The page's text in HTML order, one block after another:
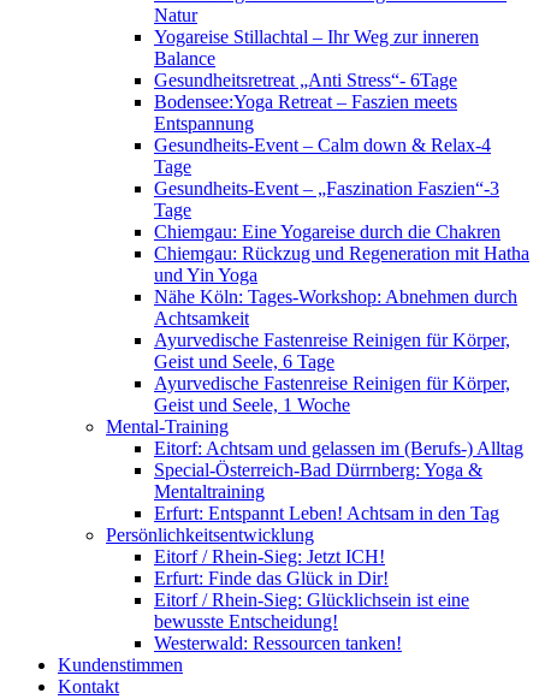
Natur
Yogareise Stillachtal – Ihr Weg zur inneren
Balance
Gesundheitsretreat „Anti Stress“- 6Tage
Bodensee:Yoga Retreat – Faszien meets
Entspannung
Gesundheits-Event – Calm down & Relax-4
Tage
Gesundheits-Event – „Faszination Faszien“-3
Tage
Chiemgau: Eine Yogareise durch die Chakren
Chiemgau: Rückzug und Regeneration mit Hatha
und Yin Yoga
Nähe Köln: Tages-Workshop: Abnehmen durch
Achtsamkeit
Ayurvedische Fastenreise Reinigen für Körper,
Geist und Seele, 6 Tage
Ayurvedische Fastenreise Reinigen für Körper,
Geist und Seele, 1 Woche
Mental-Training
Eitorf: Achtsam und gelassen im (Berufs-) Alltag
Special-Österreich-Bad Dürrnberg: Yoga &
Mentaltraining
Erfurt: Entspannt Leben! Achtsam in den Tag
Persönlichkeitsentwicklung
Eitorf / Rhein-Sieg: Jetzt ICH!
Erfurt: Finde das Glück in Dir!
Eitorf / Rhein-Sieg: Glücklichsein ist eine
bewusste Entscheidung!
Westerwald: Ressourcen tanken!
Kundenstimmen
Kontakt